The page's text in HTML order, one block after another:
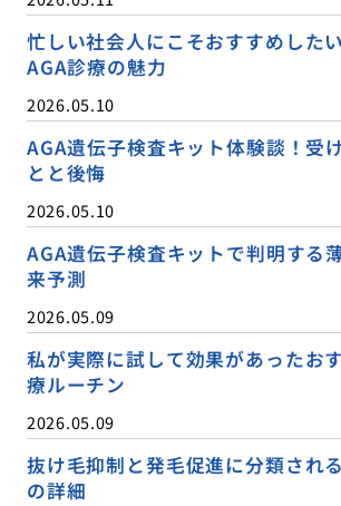
忙しい社会人にこそおすすめした
AGA診療の魅力
2026.05.10
AGA遺伝子検査キット体験談！受
とと後悔
2026.05.10
AGA遺伝子検査キットで判明する
来予測
2026.05.09
私が実際に試して効果があったお
療ルーチン
2026.05.09
抜け毛抑制と発毛促進に分類され
の詳細